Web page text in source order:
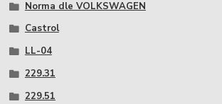
Norma dle VOLKSWAGEN
Castrol
LL-04
229.31
229.51